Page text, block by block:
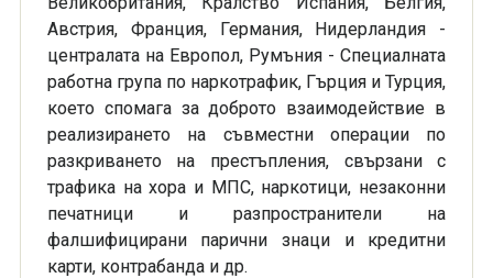
Австрия, Франция, Германия, Нидерландия -
централата на Европол, Румъния - Специалната
работна група по наркотрафик, Гърция и Турция,
което спомага за доброто взаимодействие в
реализирането на съвместни операции по
разкриването на престъпления, свързани с
трафика на хора и МПС, наркотици, незаконни
печатници и разпространители на
фалшифицирани парични знаци и кредитни
карти, контрабанда и др.